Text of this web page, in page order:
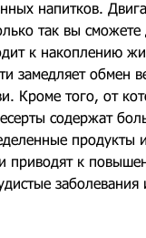
напитков.
так вы сможете
к накоплению
замедляет обмен
Кроме того, от
содержат
продукты
приводят к
заболевания